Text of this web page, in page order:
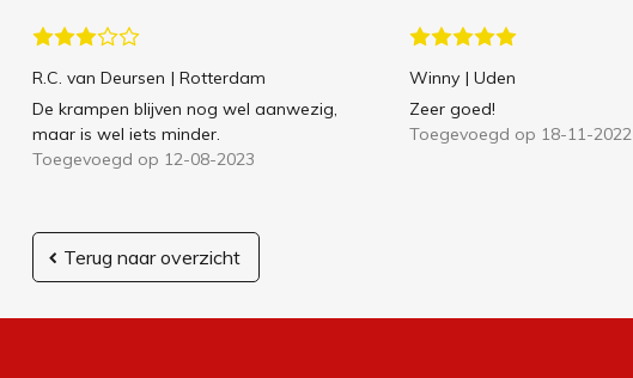
R.C. van Deursen | Rotterdam
De krampen blijven nog wel aanwezig,
maar is wel iets minder.
Toegevoegd op 12-08-2023
Winny | Uden
Zeer goed!
Toegevoegd op 18-11-2022
Terug naar overzicht